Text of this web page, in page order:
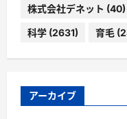
株式会社デネット (40)
科学 (2631) 育毛
アーカイブ